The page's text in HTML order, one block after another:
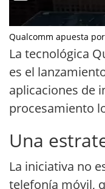
Qualcomm apuesta
La tecnológica
es el
aplicaciones de
procesamiento
Una
La iniciativa no
telefonía móvil,